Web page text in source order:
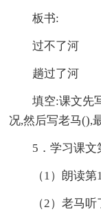
板书:
过不了河
趟过了河
填空:课文先
况,然后写老马(),
5．学习课文
（1）朗读
（2）老马